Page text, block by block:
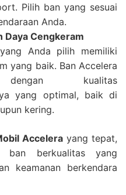
Pilih ban yang sesuai
Anda.
Daya Cengkeram
Anda pilih memiliki
yang baik. Ban Accelera
kualitas
yang optimal, baik di
kering.
Accelera yang tepat,
ban berkualitas yang
keamanan berkendara